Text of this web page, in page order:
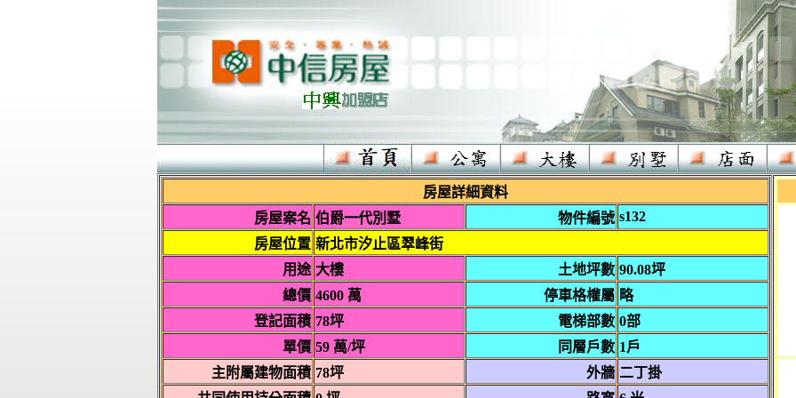
房屋詳細資料
房屋案名 伯爵一代別墅 物件編號 s132
房屋位置 新北市汐止區翠峰街
用途 大樓 土地坪數 90.08坪
總價 4600 萬 停車格權屬 略
登記面積 78坪 電梯部數 0部
單價 59 萬/坪 同層戶數 1戶
主附屬建物面積 78坪 外牆 二丁掛